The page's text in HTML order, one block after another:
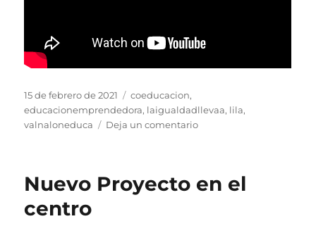
Publicado
el
15 de febrero de 2021 Etiquetas
coeducacion,
educacionemprendedora, laigualdadllevaa, lila,
valnaloneduca
Deja un comentarioen
LILA!
Nuevo Proyecto en el
centro